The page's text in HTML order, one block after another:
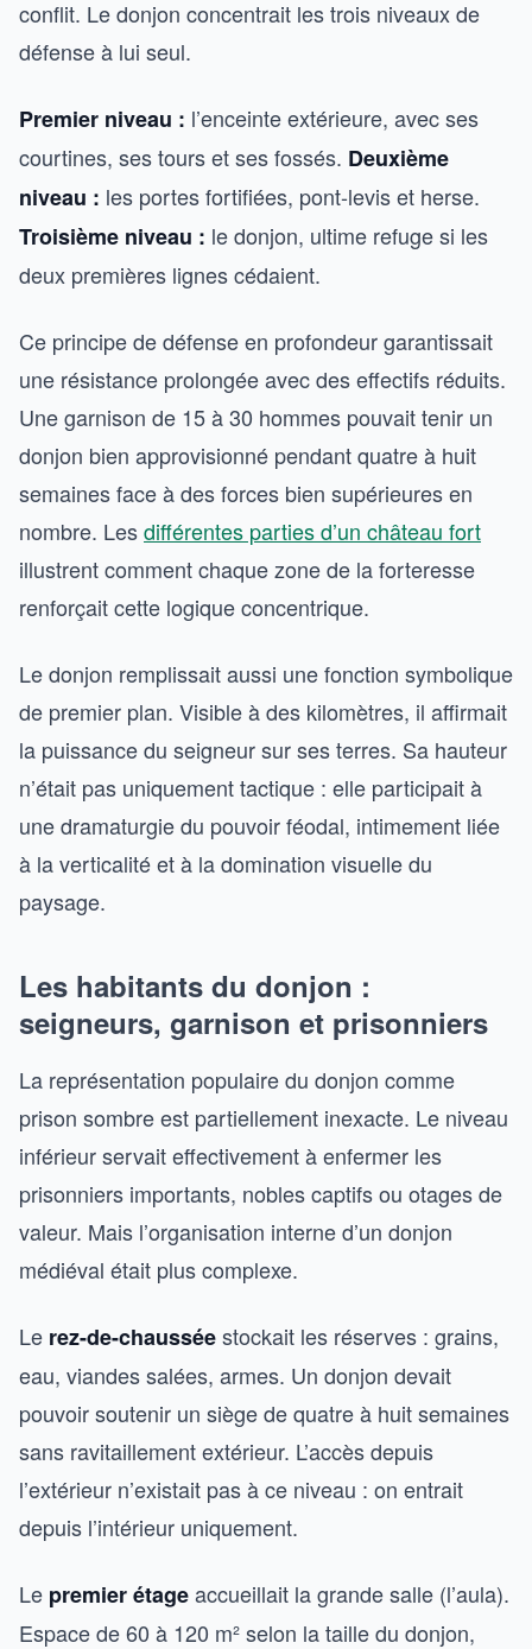
conflit. Le donjon concentrait les trois niveaux de
défense à lui seul.
Premier niveau : l’enceinte extérieure, avec ses
courtines, ses tours et ses fossés. Deuxième
niveau : les portes fortifiées, pont-levis et herse.
Troisième niveau : le donjon, ultime refuge si les
deux premières lignes cédaient.
Ce principe de défense en profondeur garantissait
une résistance prolongée avec des effectifs réduits.
Une garnison de 15 à 30 hommes pouvait tenir un
donjon bien approvisionné pendant quatre à huit
semaines face à des forces bien supérieures en
nombre. Lesdifférentes parties d’un château fort
illustrent comment chaque zone de la forteresse
renforçait cette logique concentrique.
Le donjon remplissait aussi une fonction symbolique
de premier plan. Visible à des kilomètres, il affirmait
la puissance du seigneur sur ses terres. Sa hauteur
n’était pas uniquement tactique : elle participait à
une dramaturgie du pouvoir féodal, intimement liée
à la verticalité et à la domination visuelle du
paysage.
Les habitants du donjon :
seigneurs, garnison et prisonniers
La représentation populaire du donjon comme
prison sombre est partiellement inexacte. Le niveau
inférieur servait effectivement à enfermer les
prisonniers importants, nobles captifs ou otages de
valeur. Mais l’organisation interne d’un donjon
médiéval était plus complexe.
Le rez-de-chausséestockait les réserves : grains,
eau, viandes salées, armes. Un donjon devait
pouvoir soutenir un siège de quatre à huit semaines
sans ravitaillement extérieur. L’accès depuis
l’extérieur n’existait pas à ce niveau : on entrait
depuis l’intérieur uniquement.
Le premier étageaccueillait la grande salle (l’aula).
Espace de 60 à 120 m² selon la taille du donjon,